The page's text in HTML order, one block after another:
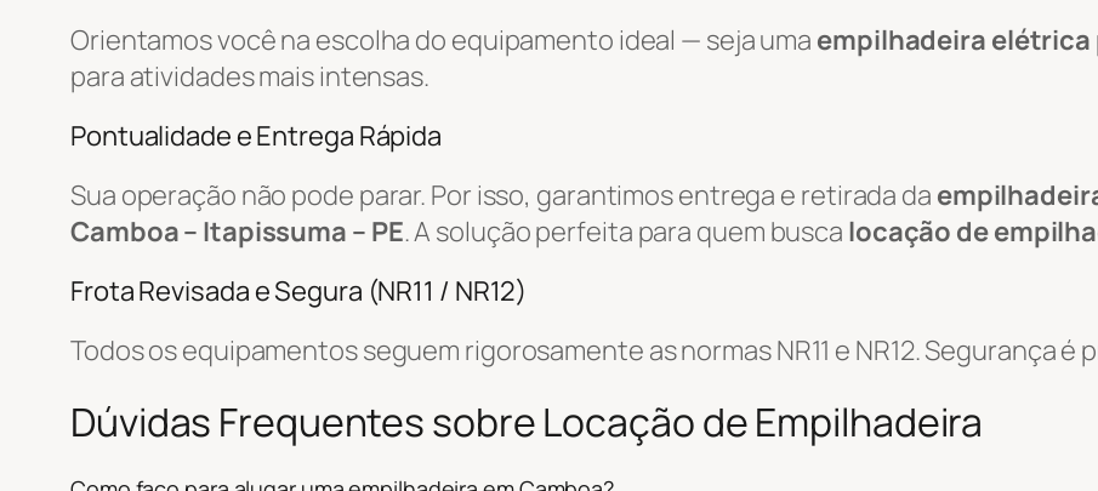
Orientamos você na escolha do equipamento ideal — seja uma empilhadeira elétrica
para atividades mais intensas.
Pontualidade e Entrega Rápida
Sua operação não pode parar. Por isso, garantimos entrega e retirada da
Camboa – Itapissuma – PE. A solução perfeita para quem busca locação de
Frota Revisada e Segura (NR11 / NR12)
Todos os equipamentos seguem rigorosamente as normas NR11 e NR12. Segurança é
Dúvidas Frequentes sobre Locação de Empilhadeira